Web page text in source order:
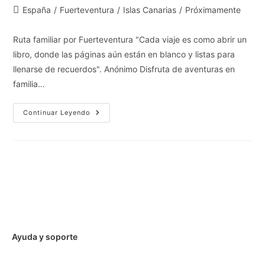
España / Fuerteventura / Islas Canarias / Próximamente
Ruta familiar por Fuerteventura "Cada viaje es como abrir un
libro, donde las páginas aún están en blanco y listas para
llenarse de recuerdos". Anónimo Disfruta de aventuras en
familia…
Continuar Leyendo
Ayuda y soporte